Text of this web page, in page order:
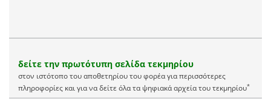
δείτε την πρωτότυπη σελίδα τεκμηρίου
στον ιστότοπο του αποθετηρίου του φορέα για περισσότερες
πληροφορίες και για να δείτε όλα τα ψηφιακά αρχεία του τεκμηρίου*